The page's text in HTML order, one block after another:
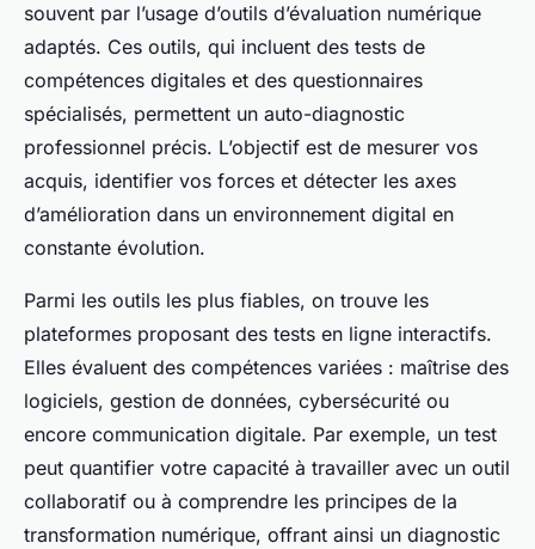
souvent par l’usage d’outils d’évaluation numérique
adaptés. Ces outils, qui incluent des tests de
compétences digitales et des questionnaires
spécialisés, permettent un auto-diagnostic
professionnel précis. L’objectif est de mesurer vos
acquis, identifier vos forces et détecter les axes
d’amélioration dans un environnement digital en
constante évolution.
Parmi les outils les plus fiables, on trouve les
plateformes proposant des tests en ligne interactifs.
Elles évaluent des compétences variées : maîtrise des
logiciels, gestion de données, cybersécurité ou
encore communication digitale. Par exemple, un test
peut quantifier votre capacité à travailler avec un outil
collaboratif ou à comprendre les principes de la
transformation numérique, offrant ainsi un diagnostic